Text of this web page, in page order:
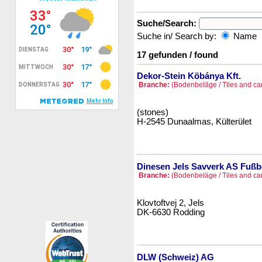
Suche/Search:
Suche in/ Search by:
Name
17 gefunden / found
Dekor-Stein Köbánya Kft.
Branche: (Bodenbeläge / Tiles and
(stones)
H-2545 Dunaalmas, Külterület
Dinesen Jels Savverk AS
Branche: (Bodenbeläge / Tiles and
Klovtoftvej 2, Jels
DK-6630 Rodding
DLW (Schweiz) AG